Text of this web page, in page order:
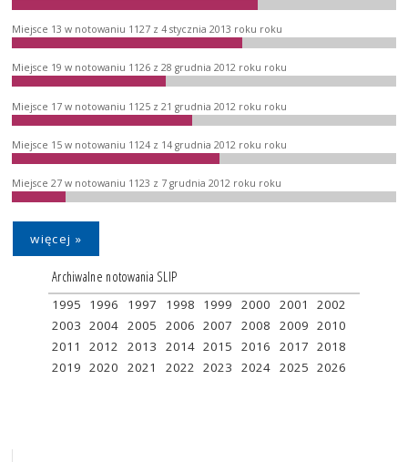
Miejsce 13 w notowaniu 1127 z 4 stycznia 2013 roku roku
Miejsce 19 w notowaniu 1126 z 28 grudnia 2012 roku roku
Miejsce 17 w notowaniu 1125 z 21 grudnia 2012 roku roku
Miejsce 15 w notowaniu 1124 z 14 grudnia 2012 roku roku
Miejsce 27 w notowaniu 1123 z 7 grudnia 2012 roku roku
więcej »
Archiwalne notowania SLIP
1995 1996 1997 1998 1999 2000 2001
2002
2003 2004 2005 2006 2007 2008 2009 2010
2011
2012 2013 2014 2015 2016 2017 2018
2019 2020 2021 2022 2023 2024 2025 2026